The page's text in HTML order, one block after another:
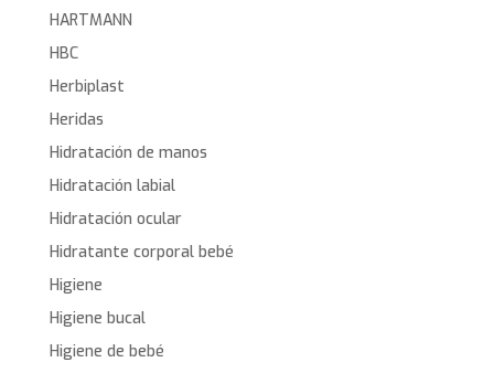
HARTMANN
HBC
Herbiplast
Heridas
Hidratación de manos
Hidratación labial
Hidratación ocular
Hidratante corporal bebé
Higiene
Higiene bucal
Higiene de bebé